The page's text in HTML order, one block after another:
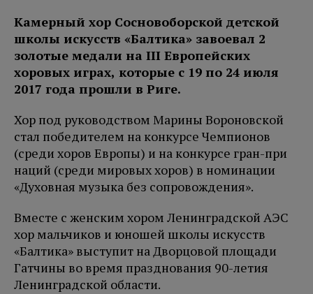
Камерный хор Сосновоборской детской
школы искусств «Балтика» завоевал 2
золотые медали на III Европейских
хоровых играх, которые с 19 по 24 июля
2017 года прошли в Риге.
Хор под руководством Марины Вороновской
стал победителем на конкурсе Чемпионов
(среди хоров Европы) и на конкурсе гран-при
наций (среди мировых хоров) в номинации
«Духовная музыка без сопровождения».
Вместе с женским хором Ленинградской АЭС
хор мальчиков и юношей школы искусств
«Балтика» выступит на Дворцовой площади
Гатчины во время празднования 90-летия
Ленинградской области.